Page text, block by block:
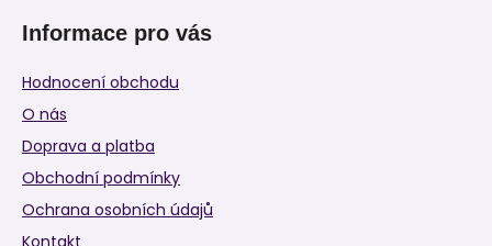
Informace pro vás
Hodnocení obchodu
O nás
Doprava a platba
Obchodní podmínky
Ochrana osobních údajů
Kontakt